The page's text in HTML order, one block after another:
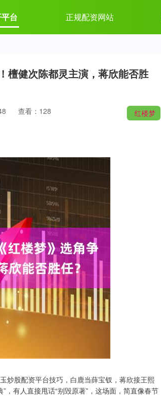
台 正规配资网站
檀健次陈都灵主演，蒋欣能否胜
红楼梦
查看：128
炒股配资平台技巧，白鹿当薛宝钗，蒋欣接王熙
有人直接甩话“别毁原著”，这场面，简直像春节